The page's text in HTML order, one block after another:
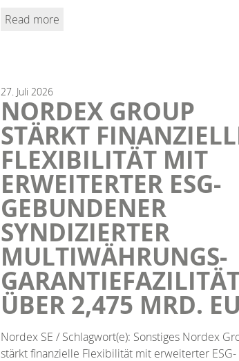
Read more
27. Juli 2026
NORDEX GROUP
STÄRKT
FLEXIBILITÄT MIT
ERWEITERTER ESG-
GEBUNDENER
SYNDIZIERTER
MULTIWÄHRUNGS-
ÜBER 2,475 MRD.
Nordex SE / Schlagwort(e): Sonstiges Nordex
stärkt finanzielle Flexibilität mit erweiterter ESG-